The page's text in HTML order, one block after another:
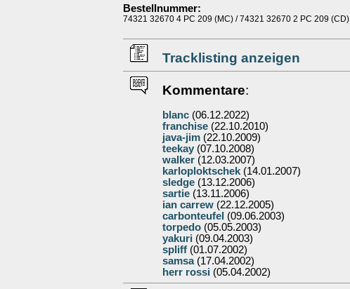
Bestellnummer:
74321 32670 4 PC 209 (MC) / 74321 32670 2 PC 209 (CD)
Tracklisting anzeigen
Kommentare:
blanc (06.12.2022)
franchise (22.10.2010)
java-jim (22.10.2009)
teekay (07.10.2008)
walker (12.03.2007)
karloploktschek (14.01.2007)
sledge (13.12.2006)
sartie (13.11.2006)
ian carrew (22.12.2005)
carbonteufel (09.06.2003)
torpedo (05.05.2003)
yakuri (09.04.2003)
spliff (01.07.2002)
samsa(17.04.2002)
herr rossi (05.04.2002)